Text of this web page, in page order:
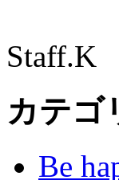
Staff.K
カテゴ
Be